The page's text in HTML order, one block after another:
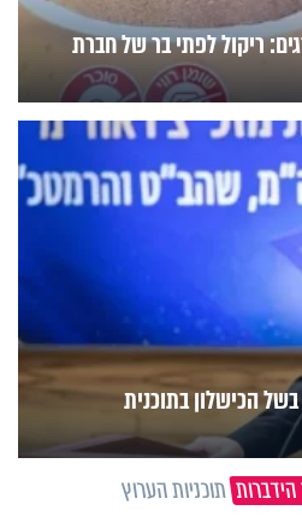
ריקול לפתי בר של חברת
הכישלון בתוכנית
תוכניות הערוץ